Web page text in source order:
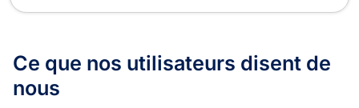
Ce que nos utilisateurs disent de
nous